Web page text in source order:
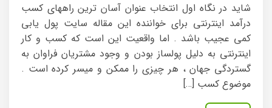
شاید در نگاه اول انتخاب عنوان آسان ترین راههای کسب
درآمد اینترنتی برای خواننده این مقاله سایت پول یابی
کمی عجیب باشد . اما واقعیت این است که کسب و کار
اینترنتی به دلیل پولساز بودن و وجود مشتریان فراوان به
گستردگی جهان ، هر چیزی را ممکن و میسر کرده است .
موضوع کسب […]